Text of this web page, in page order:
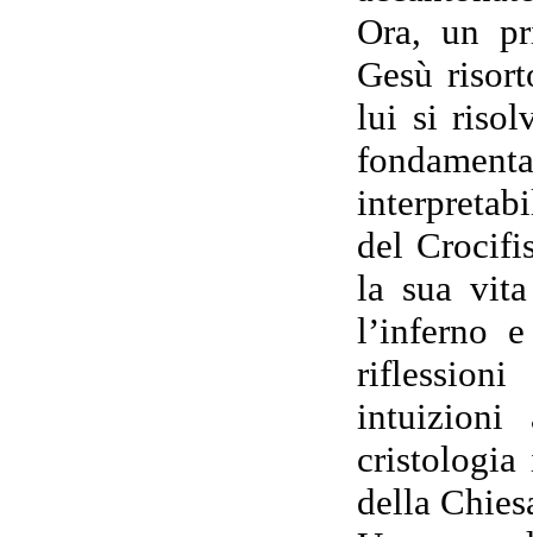
Ora, un
Gesù
lui si
del
la sua
l’inferno
riflessioni
intuizioni
della